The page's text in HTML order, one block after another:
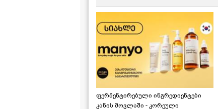
ფერმენტირებული ინგრედიენტები
კანის მოვლაში - კორეული